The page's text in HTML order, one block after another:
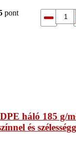
pont
háló 185 g/
és